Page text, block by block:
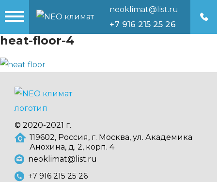
neoklimat@list.ru
+7 916 215 25 26
heat-floor-4
© 2020-2021 г.
119602, Россия, г. Москва, ул. Академика
Анохина, д. 2, корп. 4
neoklimat@list.ru
+7 916 215 25 26